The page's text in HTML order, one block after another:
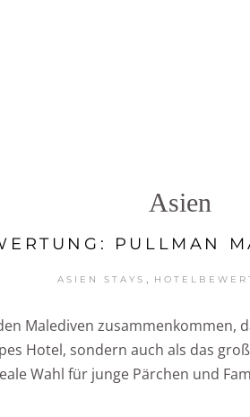
Asien
PULLMAN
ASIEN STAYS ,
Malediven zusammenkommen,
Hotel, sondern auch als das
Wahl für junge Pärchen und